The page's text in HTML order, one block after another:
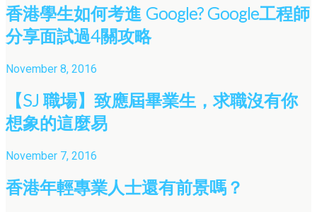
香港學生如何考進 Google? Google工程師
分享面試過4關攻略
November 8, 2016
【SJ 職場】致應屆畢業生，求職沒有你
想象的這麼易
November 7, 2016
香港年輕專業人士還有前景嗎？